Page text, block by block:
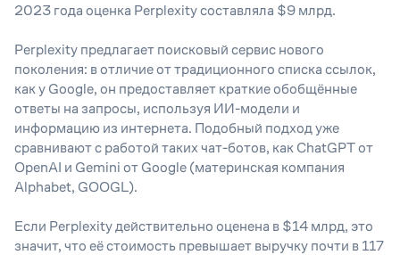
2023 года оценка Perplexity составляла $9 млрд.
Perplexity предлагает поисковый сервис нового
поколения: в отличие от традиционного списка ссылок,
как у Google, он предоставляет краткие обобщённые
ответы на запросы, используя ИИ-модели и
информацию из интернета. Подобный подход уже
сравнивают с работой таких чат-ботов, как ChatGPT от
OpenAI и Gemini от Google (материнская компания
Alphabet, GOOGL).
Если Perplexity действительно оценена в $14 млрд, это
значит, что её стоимость превышает выручку почти в 117